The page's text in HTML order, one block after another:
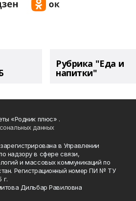
Рубрика "Еда и
напитки"
«Родник плюс» .
данных
в Управлении
надзору в сфере связи,
и массовых коммуникаций по
Регистрационный номер ПИ № ТУ
г.
Дильбар Равиловна